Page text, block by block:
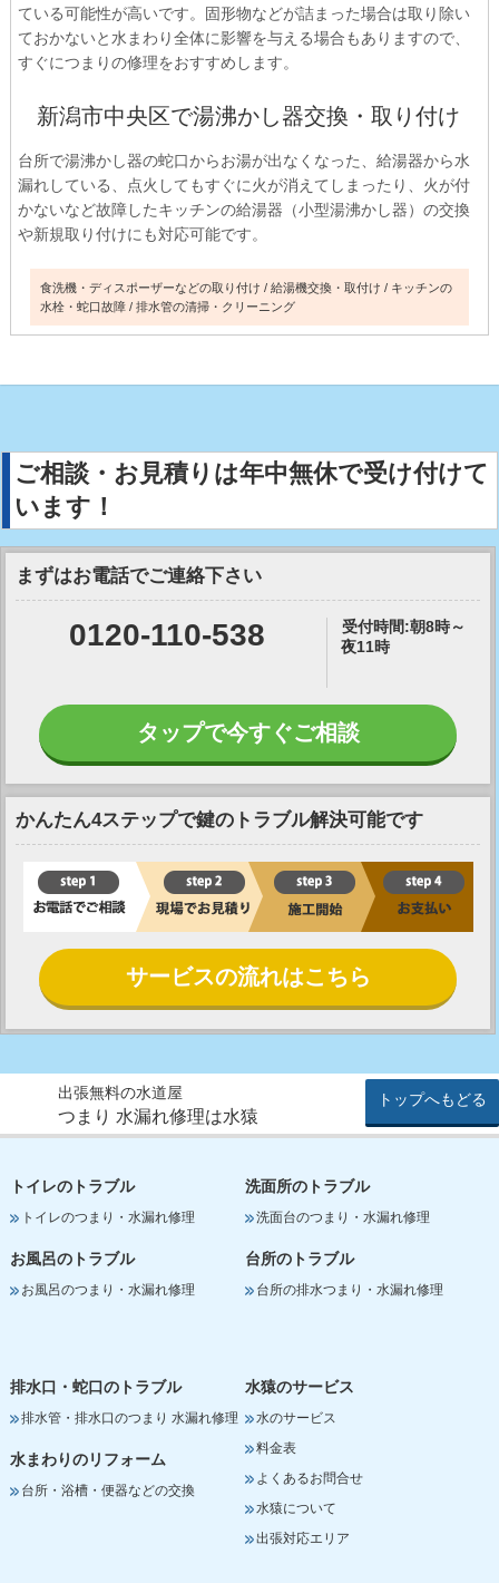
ている可能性が高いです。固形物などが詰まった場合は取り除い
ておかないと水まわり全体に影響を与える場合もありますので、
すぐにつまりの修理をおすすめします。
新潟市中央区で湯沸かし器交換・取り付け
台所で湯沸かし器の蛇口からお湯が出なくなった、給湯器から水
漏れしている、点火してもすぐに火が消えてしまったり、火が付
かないなど故障したキッチンの給湯器（小型湯沸かし器）の交換
や新規取り付けにも対応可能です。
食洗機・ディスポーザーなどの取り付け 給湯機交換・取付け
キッチンの
水栓・蛇口故障
排水管の清掃・クリーニング
ご相談・お見積りは年中無休で受け付けて
います！
まずはお電話でご連絡下さい
0120-110-538
受付時間:朝8時～
夜11時
タップで今すぐご相談
かんたん4ステップで鍵のトラブル解決可能です
サービスの流れはこちら
出張無料の水道屋
つまり 水漏れ修理は水猿
トップへもどる
トイレのトラブル
トイレのつまり・水漏れ修理
お風呂のトラブル
お風呂のつまり・水漏れ修理
洗面所のトラブル
洗面台のつまり・水漏れ修理
台所のトラブル
台所の排水つまり・水漏れ修理
排水口・蛇口のトラブル
排水管・排水口のつまり 水漏れ修理
水まわりのリフォーム
台所・浴槽・便器などの交換
水猿のサービス
水のサービス
料金表
よくあるお問合せ
水猿について
出張対応エリア